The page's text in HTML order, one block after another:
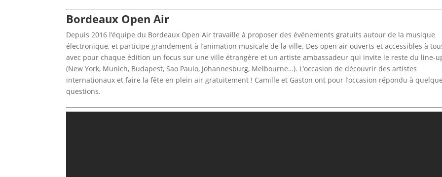
Bordeaux Open Air
Depuis 2016 l’équipe du Bordeaux Open Air travaille à proposer des événements gratuits autour de la musique
électronique, et participe grandement à l’animation musicale de la ville. Des open air ouverts et accessibles à
avec pour chaque édition un focus sur une ville étrangère et un artiste ambassadeur qui invite le reste du line-
(New York, Munich, Budapest, Sao Paulo, Johannesburg, Melbourne…). L’occasion de découvrir des artistes
internationaux et faire la fête en plein air gratuitement ! Camille et Gaston ont pour l’occasion répondu à
questions.